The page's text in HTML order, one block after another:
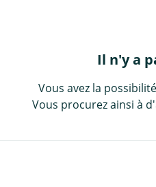
Il n'y a
Vous avez la
Vous procurez ainsi à